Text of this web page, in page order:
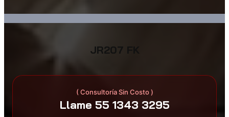
JR207 FK
( Consultoría Sin Costo )
Llame 55 1343 3295